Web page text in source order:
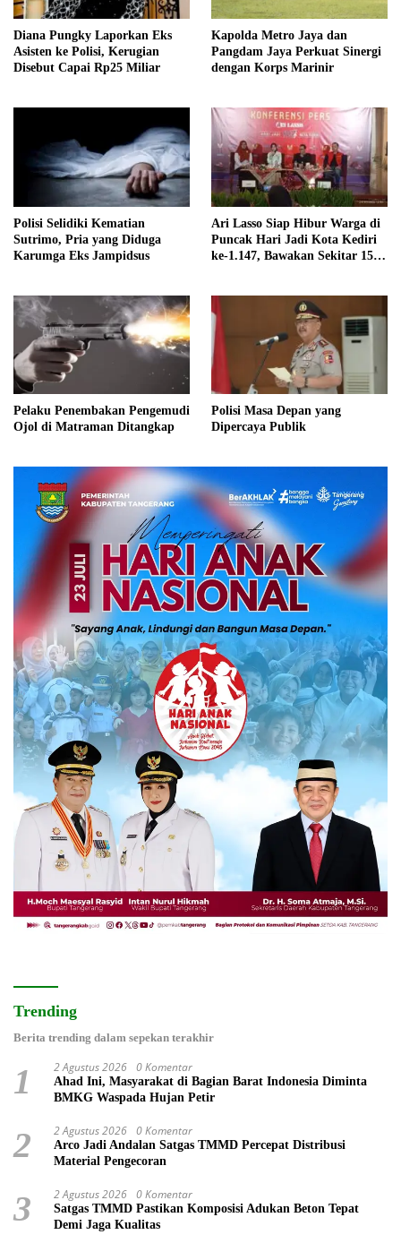
Diana Pungky Laporkan Eks
Asisten ke Polisi, Kerugian
Disebut Capai Rp25 Miliar
Kapolda Metro Jaya dan
Pangdam Jaya Perkuat Sinergi
dengan Korps Marinir
Polisi Selidiki Kematian
Sutrimo, Pria yang Diduga
Karumga Eks Jampidsus
Ari Lasso Siap Hibur Warga di
Puncak Hari Jadi Kota Kediri
ke-1.147, Bawakan Sekitar 15
Pelaku Penembakan Pengemudi
Ojol di Matraman Ditangkap
Polisi Masa Depan yang
Dipercaya Publik
Trending
Berita trending dalam sepekan terakhir
1 2 Agustus 2026 0 Komentar
Ahad Ini, Masyarakat di Bagian Barat Indonesia Diminta
BMKG Waspada Hujan Petir
2 2 Agustus 2026 0 Komentar
Arco Jadi Andalan Satgas TMMD Percepat Distribusi
Material Pengecoran
3 2 Agustus 2026 0 Komentar
Satgas TMMD Pastikan Komposisi Adukan Beton Tepat
Demi Jaga Kualitas